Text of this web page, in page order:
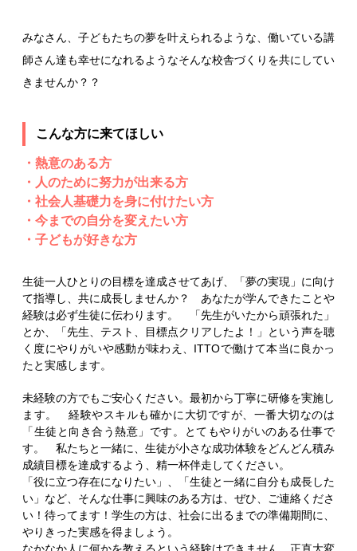
みなさん、子どもたちの夢を叶えられるような、働いている講
師さん達も幸せになれるようなそんな校舎づくりを共にしてい
きませんか？？
こんな方に来てほしい
・熱意のある方
・人のために努力が出来る方
・社会人基礎力を身に付けたい方
・今までの自分を変えたい方
・子どもが好きな方
生徒一人ひとりの目標を達成させてあげ、「夢の実現」に向け
て指導し、共に成長しませんか？ あなたが学んできたことや
経験は必ず生徒に伝わります。 「先生がいたから頑張れた」
とか、「先生、テスト、目標点クリアしたよ！」という声を聴
く度にやりがいや感動が味わえ、ITTOで働けて本当に良かっ
たと実感します。
未経験の方でもご安心ください。最初から丁寧に研修を実施し
ます。 経験やスキルも確かに大切ですが、一番大切なのは
「生徒と向き合う熱意」です。とてもやりがいのある仕事で
す。 私たちと一緒に、生徒が小さな成功体験をどんどん積み
成績目標を達成するよう、精一杯伴走してください。
「役に立つ存在になりたい」、「生徒と一緒に自分も成長した
い」など、そんな仕事に興味のある方は、ぜひ、ご連絡くださ
い！待ってます！学生の方は、社会に出るまでの準備期間に、
やりきった実感を得ましょう。